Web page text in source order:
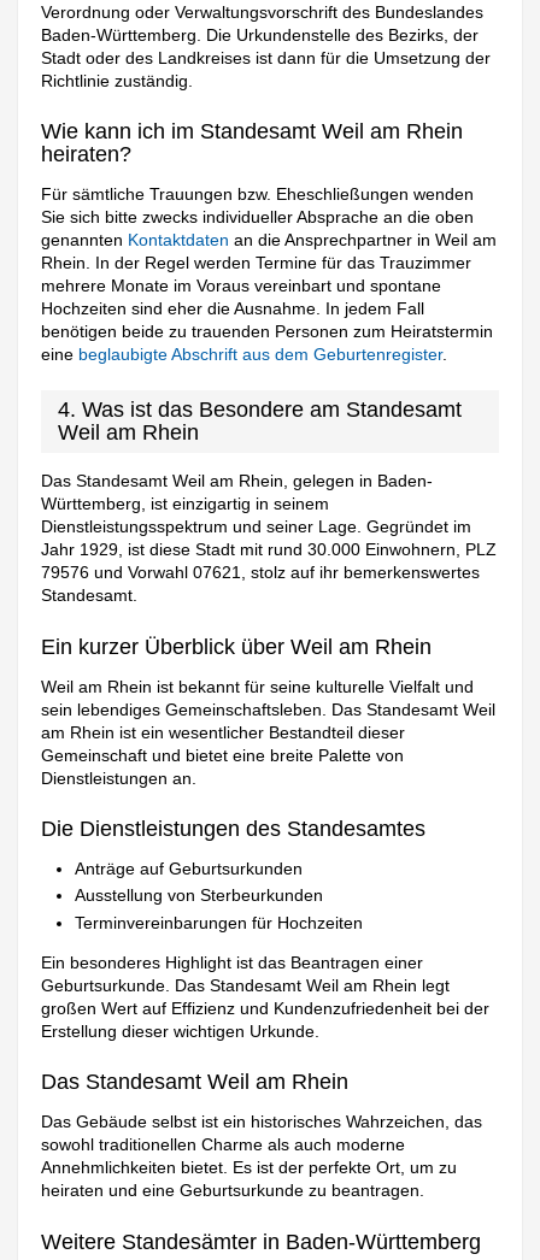
Verordnung oder Verwaltungsvorschrift des Bundeslandes
Baden-Württemberg. Die Urkundenstelle des Bezirks, der
Stadt oder des Landkreises ist dann für die Umsetzung der
Richtlinie zuständig.
Wie kann ich im Standesamt Weil am Rhein
heiraten?
Für sämtliche Trauungen bzw. Eheschließungen wenden
Sie sich bitte zwecks individueller Absprache an die oben
genannten Kontaktdaten an die Ansprechpartner in Weil am
Rhein. In der Regel werden Termine für das Trauzimmer
mehrere Monate im Voraus vereinbart und spontane
Hochzeiten sind eher die Ausnahme. In jedem Fall
benötigen beide zu trauenden Personen zum Heiratstermin
eine beglaubigte Abschrift aus dem Geburtenregister.
4. Was ist das Besondere am Standesamt
Weil am Rhein
Das Standesamt Weil am Rhein, gelegen in Baden-
Württemberg, ist einzigartig in seinem
Dienstleistungsspektrum und seiner Lage. Gegründet im
Jahr 1929, ist diese Stadt mit rund 30.000 Einwohnern, PLZ
79576 und Vorwahl 07621, stolz auf ihr bemerkenswertes
Standesamt.
Ein kurzer Überblick über Weil am Rhein
Weil am Rhein ist bekannt für seine kulturelle Vielfalt und
sein lebendiges Gemeinschaftsleben. Das Standesamt Weil
am Rhein ist ein wesentlicher Bestandteil dieser
Gemeinschaft und bietet eine breite Palette von
Dienstleistungen an.
Die Dienstleistungen des Standesamtes
Anträge auf Geburtsurkunden
Ausstellung von Sterbeurkunden
Terminvereinbarungen für Hochzeiten
Ein besonderes Highlight ist das Beantragen einer
Geburtsurkunde. Das Standesamt Weil am Rhein legt
großen Wert auf Effizienz und Kundenzufriedenheit bei der
Erstellung dieser wichtigen Urkunde.
Das Standesamt Weil am Rhein
Das Gebäude selbst ist ein historisches Wahrzeichen, das
sowohl traditionellen Charme als auch moderne
Annehmlichkeiten bietet. Es ist der perfekte Ort, um zu
heiraten und eine Geburtsurkunde zu beantragen.
Weitere Standesämter in Baden-Württemberg